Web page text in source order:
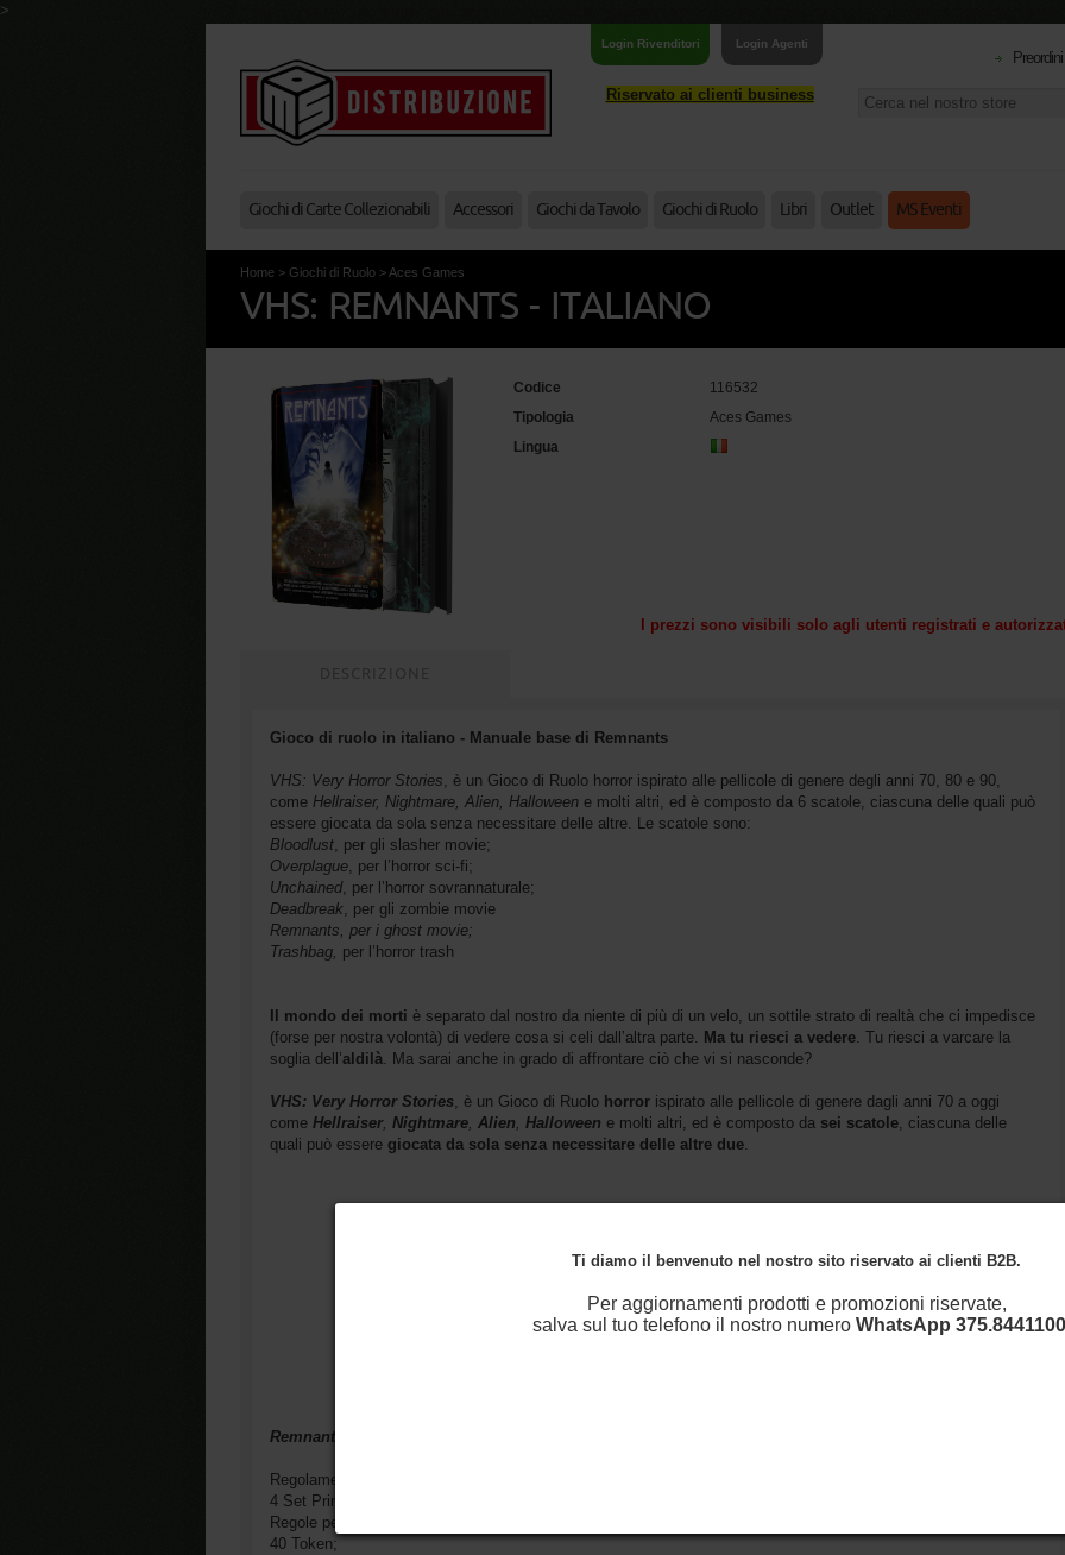
>
Ti diamo il benvenuto nel nostro sito riservato ai clienti B2B.
Per aggiornamenti prodotti e promozioni riservate,
salva sul tuo telefono il nostro numero WhatsApp 375.8441100‬
Login Rivenditori Login Agenti
Riservato ai clienti business
Preordini
Giochi di Carte Collezionabili Accessori Giochi da Tavolo Giochi di Ruolo Libri Outlet MS Eventi
Home > Giochi di Ruolo > Aces Games
VHS: REMNANTS - ITALIANO
Codice
116532
Tipologia
Aces Games
Lingua
I prezzi sono visibili solo agli utenti registrati e
Gioco di ruolo in italiano - Manuale base di Remnants
VHS: Very Horror Stories, è un Gioco di Ruolo horror ispirato alle pellicole di genere degli anni 70, 80 e 90,
come Hellraiser, Nightmare, Alien, Halloween e molti altri, ed è composto da 6 scatole, ciascuna delle quali può
essere giocata da sola senza necessitare delle altre. Le scatole sono:
Bloodlust, per gli slasher movie;
Overplague, per l’horror sci-fi;
Unchained, per l’horror sovrannaturale;
Deadbreak, per gli zombie movie
Remnants, per i ghost movie;
Trashbag, per l’horror trash
Il mondo dei morti è separato dal nostro da niente di più di un velo, un sottile strato di realtà che ci impedisce
(forse per nostra volontà) di vedere cosa si celi dall’altra parte. Ma tu riesci a vedere. Tu riesci a varcare la
soglia dell’aldilà. Ma sarai anche in grado di affrontare ciò che vi si nasconde?
VHS: Very Horror Stories, è un Gioco di Ruolo horror ispirato alle pellicole di genere dagli anni 70 a oggi
come Hellraiser, Nightmare, Alien, Halloween e molti altri, ed è composto da sei scatole, ciascuna delle
quali può essere giocata da sola senza necessitare delle altre due.
Remnants
Regolamento di 180+ pagine (+5 Pellicole prefatte);
4 Set Principali;
Regole per giocare nell’
40 Token;